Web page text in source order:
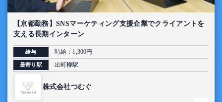
【京都勤務】SNSマーケティング支援企業でクライアントを
支える長期インターン
給与 時給：1,300円
最寄り駅 出町柳駅
株式会社つむぐ